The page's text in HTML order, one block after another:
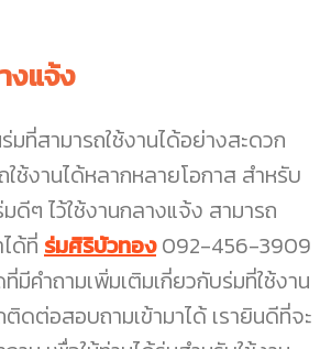
งแจ้ง
มที่สามารถใช้งานได้อย่างสะดวก
ใช้งานได้หลากหลายโอกาส สำหรับ
ดีๆ ไว้ใช้งานกลางแจ้ง สามารถ
ด้ที่ ร่มศิริบัวทอง092-456-3909
มีคำถามเพิ่มเติมเกี่ยวกับร่มที่ใช้งาน
ดต่อสอบถามเข้ามาได้ เรายินดีที่จะ